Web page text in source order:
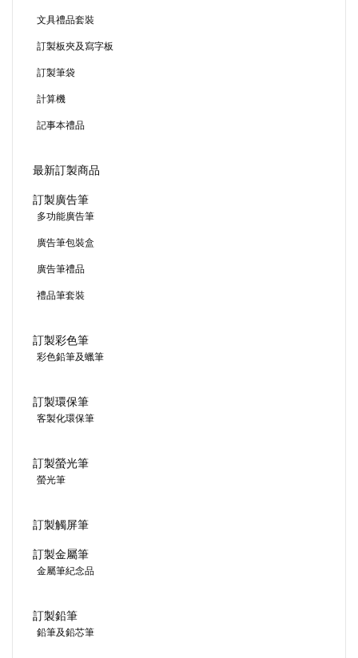
文具禮品套裝
訂製板夾及寫字板
訂製筆袋
計算機
記事本禮品
最新訂製商品
訂製廣告筆
多功能廣告筆
廣告筆包裝盒
廣告筆禮品
禮品筆套裝
訂製彩色筆
彩色鉛筆及蠟筆
訂製環保筆
客製化環保筆
訂製螢光筆
螢光筆
訂製觸屏筆
訂製金屬筆
金屬筆紀念品
訂製鉛筆
鉛筆及鉛芯筆